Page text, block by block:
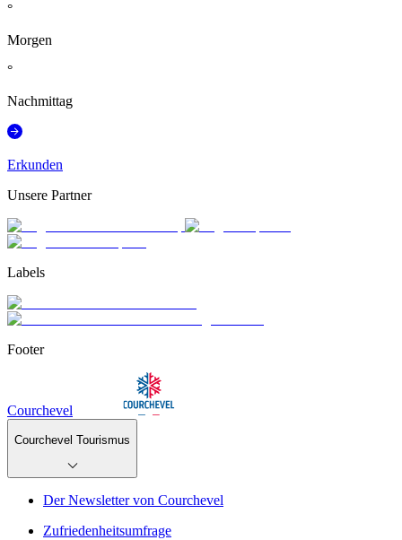
°
Morgen
°
Nachmittag
Erkunden
Unsere Partner
Labels
Footer
Courchevel
Courchevel Tourismus
Der Newsletter von Courchevel
Zufriedenheitsumfrage